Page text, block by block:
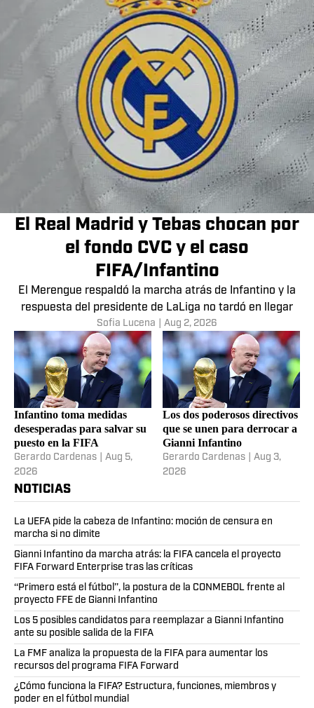
Infantino toma medidas
desesperadas para salvar su
puesto en la FIFA
Gerardo Cardenas
Aug 5,
2026
Los dos poderosos directivos
que se unen para derrocar a
Gianni Infantino
Gerardo Cardenas
Aug 3,
2026
El Real Madrid y Tebas chocan por
el fondo CVC y el caso
FIFA/Infantino
El Merengue respaldó la marcha atrás de Infantino y la
respuesta del presidente de LaLiga no tardó en llegar
Sofia Lucena Aug 2, 2026
NOTICIAS
La UEFA pide la cabeza de Infantino: moción de censura en
marcha si no dimite
Gianni Infantino da marcha atrás: la FIFA cancela el proyecto
FIFA Forward Enterprise tras las críticas
‘‘Primero está el fútbol’’, la postura de la CONMEBOL frente al
proyecto FFE de Gianni Infantino
Los 5 posibles candidatos para reemplazar a Gianni Infantino
ante su posible salida de la FIFA
La FMF analiza la propuesta de la FIFA para aumentar los
recursos del programa FIFA Forward
¿Cómo funciona la FIFA? Estructura, funciones, miembros y
poder en el fútbol mundial